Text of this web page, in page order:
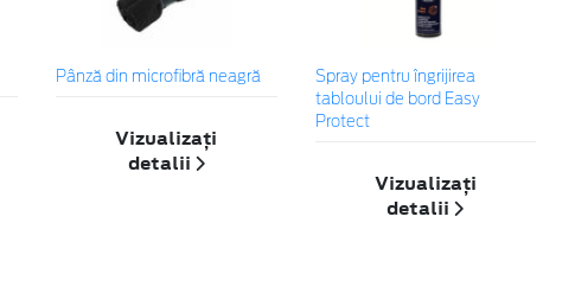
Pânză din microfibră neagră
Vizualizați
detalii
Spray pentru îngrijirea
tabloului de bord Easy
Protect
Vizualizați
detalii